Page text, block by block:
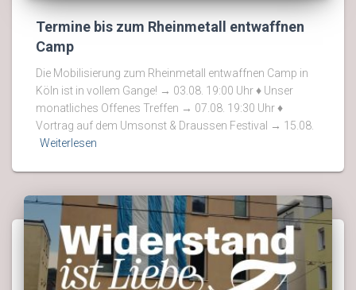
Termine bis zum Rheinmetall entwaffnen
Camp
Die Mobilisierung zum Rheinmetall entwaffnen Camp in
Köln ist in vollem Gange! → 03.08. 19:00 Uhr ♦ Unser
monatliches Offenes Treffen → 07.08. 19:30 Uhr ♦
Vortrag auf dem Umsonst & Draussen Festival → 15.08.
Weiterlesen